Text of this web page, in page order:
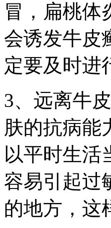
冒，扁桃体
会诱发牛皮
定要及时进
3、远离牛
肤的抗病能
以平时生活
容易引起过
的地方，这